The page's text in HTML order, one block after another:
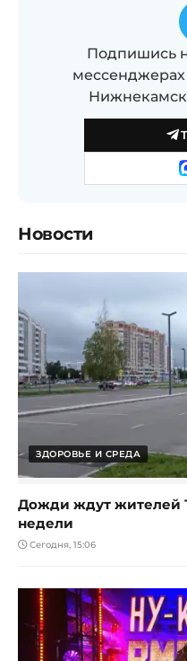
Подпишись
мессенджерах
Новости
ЗДОРОВЬЕ И СРЕДА
Дожди ждут жителей
недели
Сегодня, 15:06